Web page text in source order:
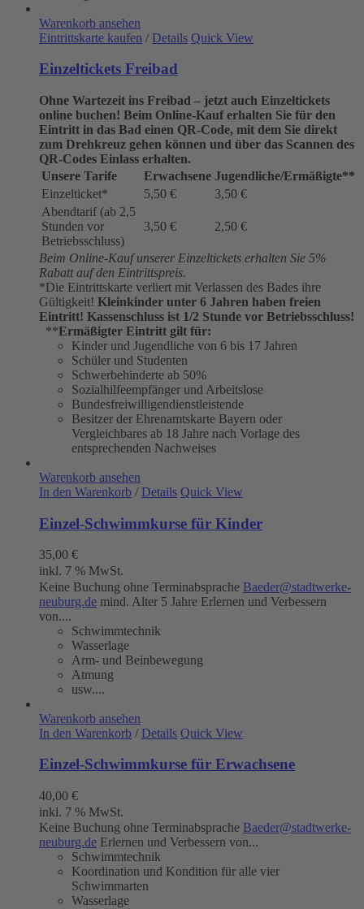
Warenkorb ansehen
Eintrittskarte kaufen / Details Quick View
Einzeltickets Freibad
Ohne Wartezeit ins Freibad – jetzt auch Einzeltickets
online buchen! Beim Online-Kauf erhalten Sie für den
Eintritt in das Bad einen QR-Code, mit dem Sie direkt
zum Drehkreuz gehen können und über das Scannen des
QR-Codes Einlass erhalten.
Unsere Tarife
Erwachsene Jugendliche/Ermäßigte**
Einzelticket*
5,50 €
3,50 €
Abendtarif (ab 2,5
Stunden vor
Betriebsschluss)
3,50 € 2,50 €
Beim Online-Kauf unserer Einzeltickets erhalten Sie 5%
Rabatt auf den Eintrittspreis.
*Die Eintrittskarte verliert mit Verlassen des Bades ihre
Gültigkeit! Kleinkinder unter 6 Jahren haben freien
Eintritt! Kassenschluss ist 1/2 Stunde vor Betriebsschluss!
**Ermäßigter Eintritt gilt für:
Kinder und Jugendliche von 6 bis 17 Jahren
Schüler und Studenten
Schwerbehinderte ab 50%
Sozialhilfeempfänger und Arbeitslose
Bundesfreiwilligendienstleistende
Besitzer der Ehrenamtskarte Bayern oder
Vergleichbares ab 18 Jahre nach Vorlage des
entsprechenden Nachweises
Warenkorb ansehen
In den Warenkorb / Details Quick View
Einzel-Schwimmkurse für Kinder
35,00 €
inkl. 7 % MwSt.
Keine Buchung ohne Terminabsprache Baeder@stadtwerke-
neuburg.de mind. Alter 5 Jahre Erlernen und Verbessern
von....
Schwimmtechnik
Wasserlage
Arm- und Beinbewegung
Atmung
usw....
Warenkorb ansehen
In den Warenkorb / Details Quick View
Einzel-Schwimmkurse für Erwachsene
40,00 €
inkl. 7 % MwSt.
Keine Buchung ohne Terminabsprache Baeder@stadtwerke-
neuburg.de Erlernen und Verbessern von...
Schwimmtechnik
Koordination und Kondition für alle vier
Schwimmarten
Wasserlage